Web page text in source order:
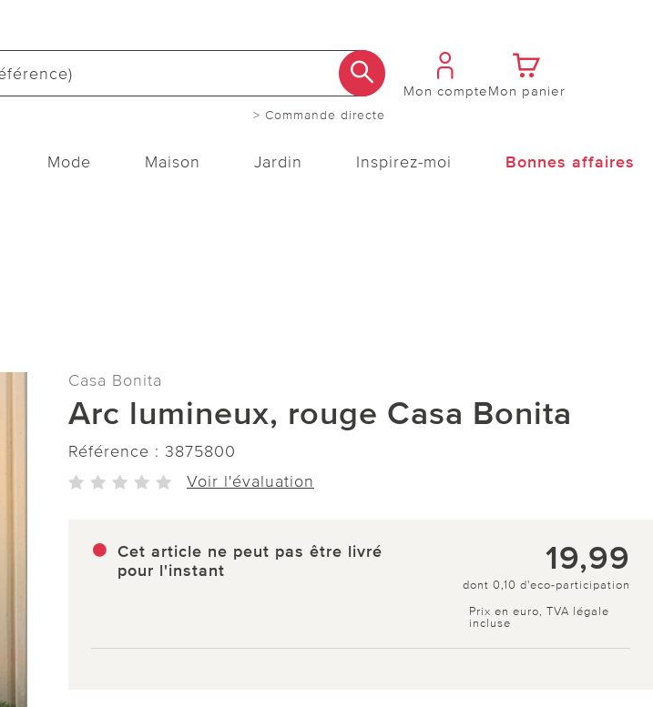
> Commande directe
Mon compteMon panier
Mode Maison Jardin Inspirez-moi Bonnes affaires
Casa Bonita
Arc lumineux, rouge Casa Bonita
Référence : 3875800
Voir l'évaluation
Cet article ne peut pas être livré
pour l'instant
19,99
dont 0,10 d'eco-participation
Prix en euro, TVA légale
incluse